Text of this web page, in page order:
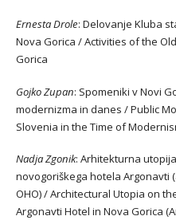
Ernesta Drole: Delovanje Kluba
Nova Gorica / Activities of the
Gorica
Gojko Zupan: Spomeniki v Novi
modernizma in danes / Public
Slovenia in the Time of
Nadja Zgonik: Arhitekturna
novogoriškega hotela Argonavti
OHO) / Architectural Utopia on
Argonavti Hotel in Nova Gorica